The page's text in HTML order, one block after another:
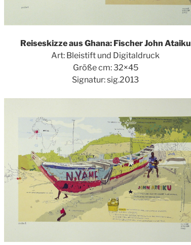
Reiseskizze aus Ghana: Fischer John Ataiku
Art: Bleistift und Digitaldruck
Größe cm: 32×45
Signatur: sig.2013